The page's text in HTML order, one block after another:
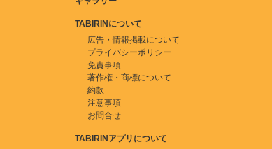
TABIRINについて
広告・情報掲載について
プライバシーポリシー
免責事項
著作権・商標について
約款
注意事項
お問合せ
TABIRINアプリについて